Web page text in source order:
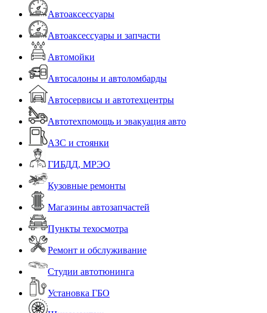
Автоаксессуары
Автоаксессуары и запчасти
Автомойки
Автосалоны и автоломбарды
Автосервисы и автотехцентры
Автотехпомощь и эвакуация авто
АЗС и стоянки
ГИБДД, МРЭО
Кузовные ремонты
Магазины автозапчастей
Пункты техосмотра
Ремонт и обслуживание
Студии автотюнинга
Установка ГБО